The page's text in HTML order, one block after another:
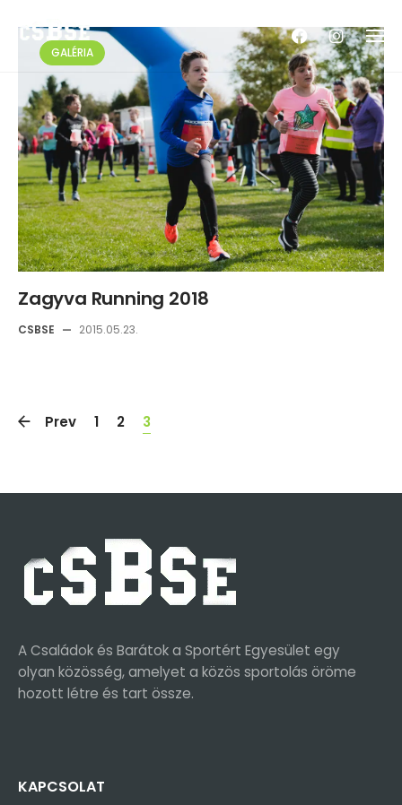
contentGALÉRIA
Zagyva Running 2018
CSBSE — 2015.05.23.
Prev 1 2 3
A Családok és Barátok a Sportért Egyesület egy
olyan közösség, amelyet a közös sportolás öröme
hozott létre és tart össze.
KAPCSOLAT